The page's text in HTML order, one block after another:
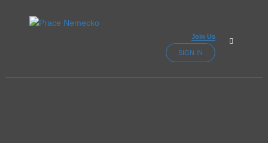
Join Us
SIGN IN